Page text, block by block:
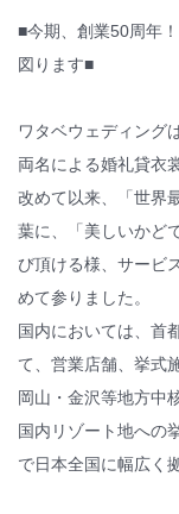
■今期、創業50周年
図ります■
ワタベウェディング
両名による婚礼貸衣
改めて以来、「世界
葉に、「美しいかど
び頂ける様、サービ
めて参りました。
国内においては、首
て、営業店舗、挙式
岡山・金沢等地方中
国内リゾート地への
で日本全国に幅広く